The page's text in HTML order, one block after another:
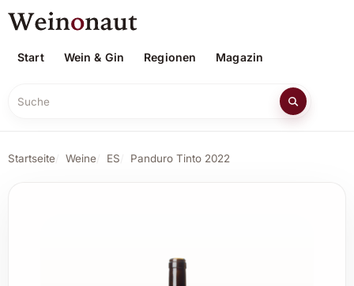
Start Wein & Gin Regionen Magazin
Suche
Startseite Weine ES Panduro Tinto 2022